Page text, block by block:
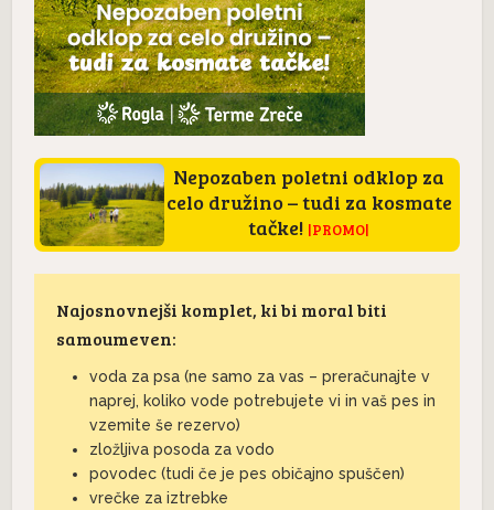
Nepozaben poletni odklop za
celo družino – tudi za kosmate
tačke! |PROMO|
Najosnovnejši komplet, ki bi moral biti
samoumeven:
voda za psa (ne samo za vas – preračunajte v
naprej, koliko vode potrebujete vi in vaš pes in
vzemite še rezervo)
zložljiva posoda za vodo
povodec (tudi če je pes običajno spuščen)
vrečke za iztrebke